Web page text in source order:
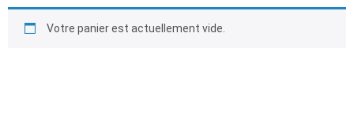
Votre panier est actuellement vide.